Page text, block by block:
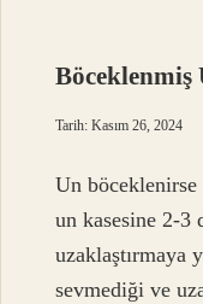
Tarih: Kasım 26, 2024
Un
un kasesine 2-3
uzaklaştırmaya
sevmediği ve